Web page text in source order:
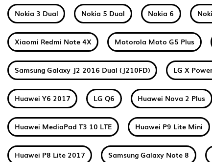
Nokia 3 Dual Nokia 5 Dual Nokia 6
Xiaomi Redmi Note 4X Motorola Moto G5 Plus
Samsung Galaxy J2 2016 Dual (J210FD) LG X
Huawei Y6 2017 LG Q6 Huawei Nova 2 Plus
Huawei MediaPad T3 10 LTE Huawei P9 Lite Mini
Huawei P8 Lite 2017 Samsung Galaxy Note 8